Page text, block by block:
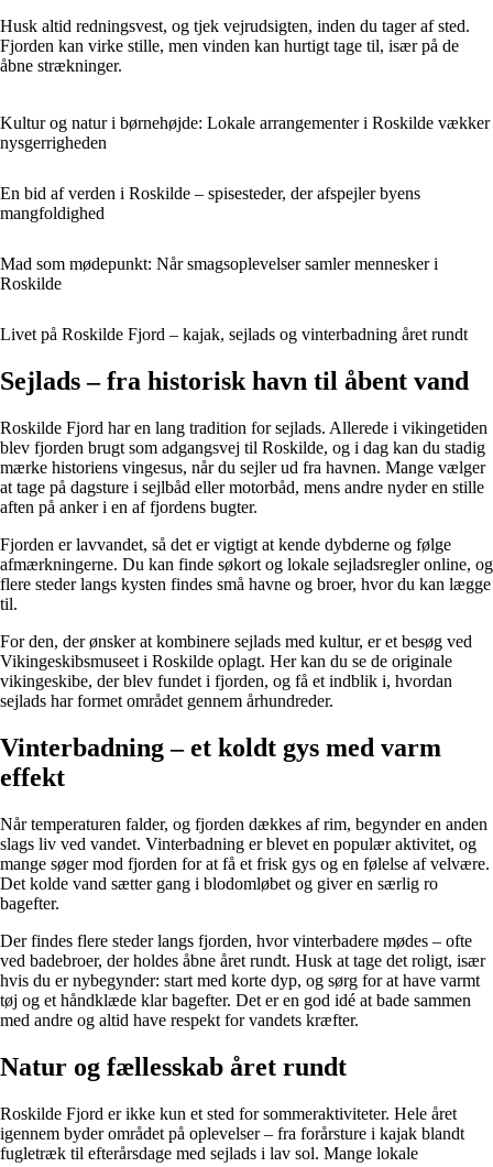
Husk altid redningsvest, og tjek vejrudsigten, inden du tager af sted.
Fjorden kan virke stille, men vinden kan hurtigt tage til, især på de
åbne strækninger.
Kultur og natur i børnehøjde: Lokale arrangementer i Roskilde vækker
nysgerrigheden
En bid af verden i Roskilde – spisesteder, der afspejler byens
mangfoldighed
Mad som mødepunkt: Når smagsoplevelser samler mennesker i
Roskilde
Livet på Roskilde Fjord – kajak, sejlads og vinterbadning året rundt
Sejlads – fra historisk havn til åbent vand
Roskilde Fjord har en lang tradition for sejlads. Allerede i vikingetiden
blev fjorden brugt som adgangsvej til Roskilde, og i dag kan du stadig
mærke historiens vingesus, når du sejler ud fra havnen. Mange vælger
at tage på dagsture i sejlbåd eller motorbåd, mens andre nyder en stille
aften på anker i en af fjordens bugter.
Fjorden er lavvandet, så det er vigtigt at kende dybderne og følge
afmærkningerne. Du kan finde søkort og lokale sejladsregler online, og
flere steder langs kysten findes små havne og broer, hvor du kan lægge
til.
For den, der ønsker at kombinere sejlads med kultur, er et besøg ved
Vikingeskibsmuseet i Roskilde oplagt. Her kan du se de originale
vikingeskibe, der blev fundet i fjorden, og få et indblik i, hvordan
sejlads har formet området gennem århundreder.
Vinterbadning – et koldt gys med varm
effekt
Når temperaturen falder, og fjorden dækkes af rim, begynder en anden
slags liv ved vandet. Vinterbadning er blevet en populær aktivitet, og
mange søger mod fjorden for at få et frisk gys og en følelse af velvære.
Det kolde vand sætter gang i blodomløbet og giver en særlig ro
bagefter.
Der findes flere steder langs fjorden, hvor vinterbadere mødes – ofte
ved badebroer, der holdes åbne året rundt. Husk at tage det roligt, især
hvis du er nybegynder: start med korte dyp, og sørg for at have varmt
tøj og et håndklæde klar bagefter. Det er en god idé at bade sammen
med andre og altid have respekt for vandets kræfter.
Natur og fællesskab året rundt
Roskilde Fjord er ikke kun et sted for sommeraktiviteter. Hele året
igennem byder området på oplevelser – fra forårsture i kajak blandt
fugletræk til efterårsdage med sejlads i lav sol. Mange lokale